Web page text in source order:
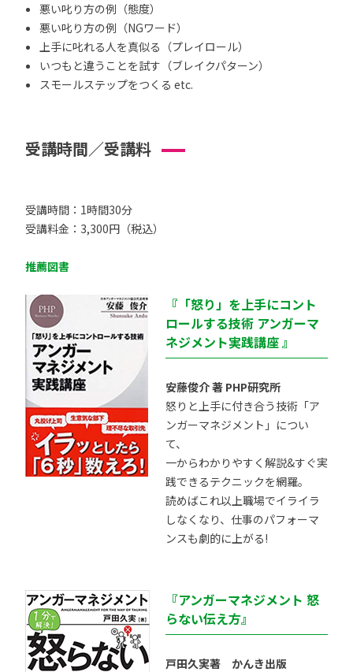
悪い叱り方の例（態度）
悪い叱り方の例（NGワード）
上手に叱れる人を真似る（プレイロール）
いつもと違うことを試す（ブレイクパターン）
スモールステップをつくる etc.
受講時間／受講料
受講時間：1時間30分
受講料金：3,300円（税込）
推薦図書
『「怒り」を上手にコント
ロールする技術 アンガーマ
ネジメント実践講座 』
安藤俊介 著 PHP研究所
怒りと上手に付き合う技術「ア
ンガーマネジメント」につい
て、
一からわかりやすく解説&すぐ実
践できるテクニックを網羅。
読めばこれ以上職場でイライラ
しなくなり、仕事のパフォーマ
ンスも劇的に上がる!
『アンガーマネジメント 怒
らない伝え方』
戸田久実著 かんき出版